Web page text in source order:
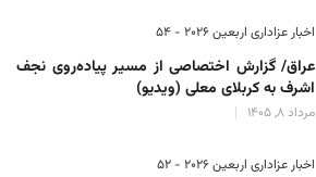
اخبار عزاداری اربعین ۲۰۲۶ - 54
عراق/ گزارش اختصاصی از مسیر پیاده‌روی نجف
اشرف به کربلای معلی (ویدیو)
مرداد 8, 1405
اخبار عزاداری اربعین ۲۰۲۶ - 52